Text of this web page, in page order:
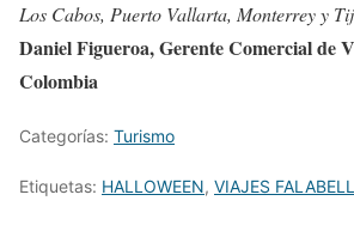
Los Cabos, Puerto Vallarta, Monterrey y
Daniel Figueroa, Gerente Comercial de
Colombia
Categorías: Turismo
Etiquetas: HALLOWEEN, VIAJES